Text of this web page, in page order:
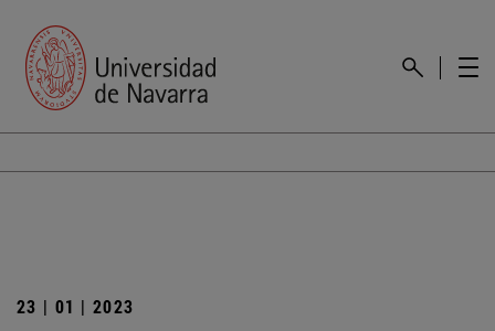
23 | 01 | 2023